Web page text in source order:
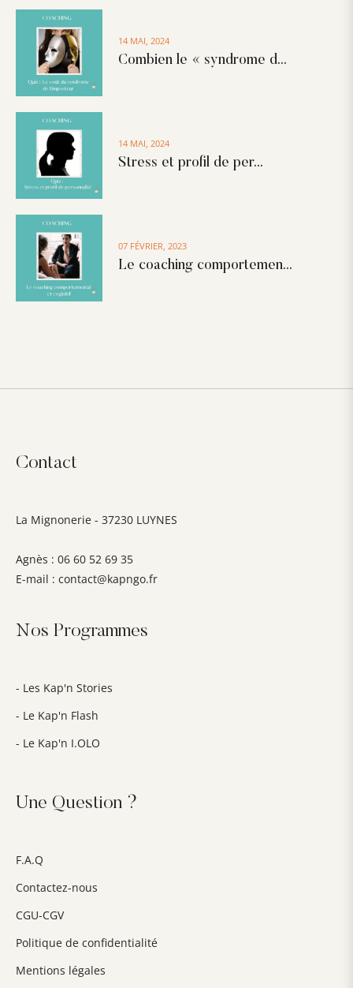
14 MAI, 2024
Combien le « syndrome d...
14 MAI, 2024
Stress et profil de per...
07 FÉVRIER, 2023
Le coaching comportemen...
Contact
La Mignonerie - 37230 LUYNES
Agnès : 06 60 52 69 35
E-mail : contact@kapngo.fr
Nos Programmes
- Les Kap'n Stories
- Le Kap'n Flash
- Le Kap'n I.OLO
Une Question ?
F.A.Q
Contactez-nous
CGU-CGV
Politique de confidentialité
Mentions légales